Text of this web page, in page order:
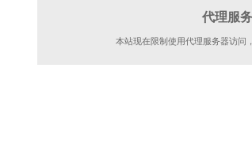
代理服
本站现在限制使用代理服务器访问